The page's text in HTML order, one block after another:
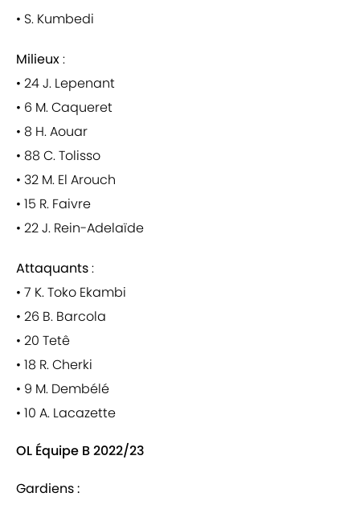
• S. Kumbedi
Milieux:
• 24 J. Lepenant
• 6 M. Caqueret
• 8 H. Aouar
• 88 C. Tolisso
• 32 M. El Arouch
• 15 R. Faivre
• 22 J. Rein-Adelaïde
Attaquants:
• 7 K. Toko Ekambi
• 26 B. Barcola
• 20 Tetê
• 18 R. Cherki
• 9 M. Dembélé
• 10 A. Lacazette
OL Équipe B 2022/23
Gardiens :